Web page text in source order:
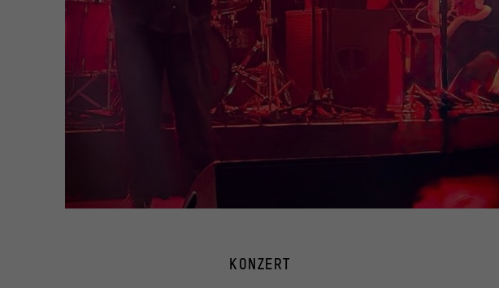
KONZERT